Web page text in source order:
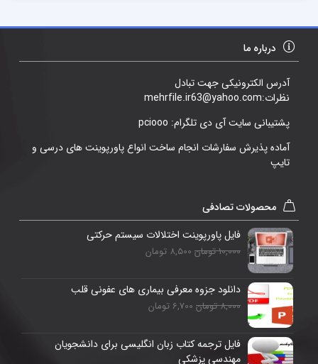
درباره ما
آدرس الکترونیکی جهت تبادل
نظرات:mehrfile.ir63@yahoo.com
پشتیبانی سایت آی دی تلگرام: pciooo
آماده پذیرش سفارشات انجام ساخت انواع پاورپوینت های درسی و
تایپ
محصولات تصادفی
فایل پاورپوینت اختلالات سیستم حرکتی
10,000 تومان 8,500 تومان
دانلود جزوه معرفی بیماری های عفونی قلب
8,000 تومان 6,700 تومان
فایل ترجمه کتاب زبان انگلیسی برای دانشجویان
مهندسی پزشکی